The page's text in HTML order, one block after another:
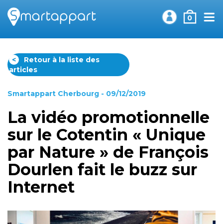
0
<
Retour à la liste des
articles
Smartappart Cherbourg - 09/12/2019
La vidéo promotionnelle
sur le Cotentin « Unique
par Nature » de François
Dourlen fait le buzz sur
Internet